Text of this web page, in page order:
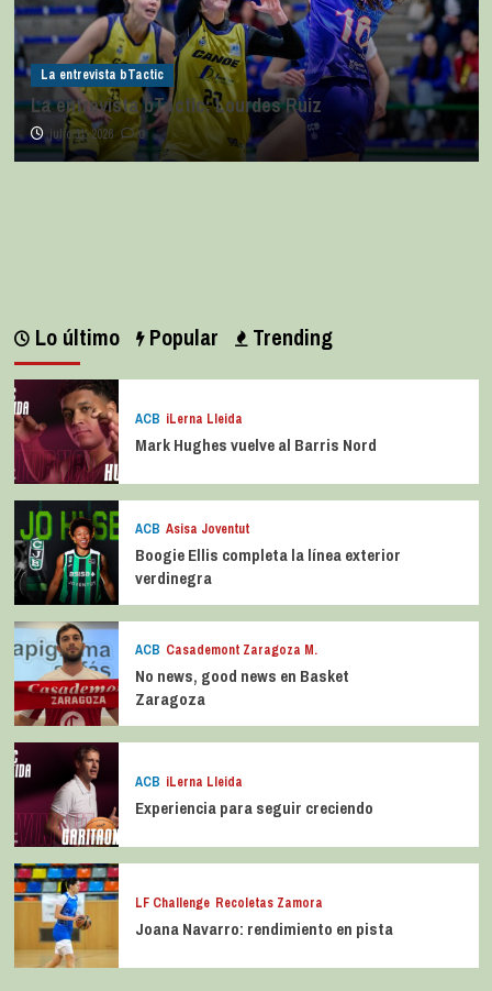
La entrevista bTactic
La entrevista bTactic: Lourdes Ruiz
julio 11, 2026 0
Lo último Popular Trending
ACB iLerna Lleida
Mark Hughes vuelve al Barris Nord
ACB Asisa Joventut
Boogie Ellis completa la línea exterior
verdinegra
ACB Casademont Zaragoza M.
No news, good news en Basket
Zaragoza
ACB iLerna Lleida
Experiencia para seguir creciendo
LF Challenge Recoletas Zamora
Joana Navarro: rendimiento en pista